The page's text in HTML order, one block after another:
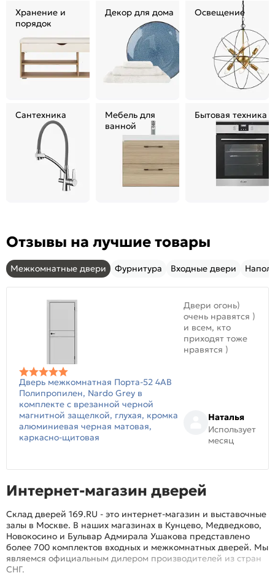
Хранение и
порядок
Декор для дома Освещение
Сантехника
Мебель для
ванной
Бытовая техника
Отзывы на лучшие товары
Межкомнатные двери Фурнитура Входные двери
Дверь межкомнатная Порта-52 4AB
Полипропилен, Nardo Grey в
комплекте с врезанной черной
магнитной защелкой, глухая, кромка
алюминиевая черная матовая,
каркасно-щитовая
Двери огонь)
очень нравятся )
и всем, кто
приходят тоже
нравятся )
Наталья
Использует
месяц
Интернет-магазин дверей
Склад дверей 169.RU - это интернет-магазин и выставочные
залы в Москве. В наших магазинах в Кунцево, Медведково,
Новокосино и Бульвар Адмирала Ушакова представлено
более 700 комплектов входных и межкомнатных дверей. Мы
являемся официальным дилером производителей из стран
СНГ.